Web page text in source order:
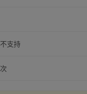
不支持
次